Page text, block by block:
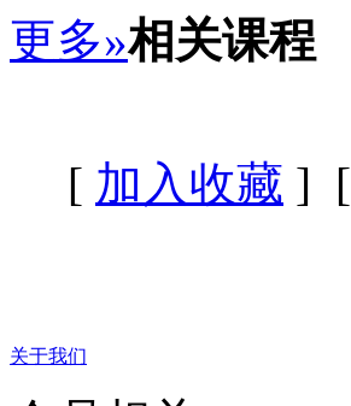
更多»相关课程
[ 加入收藏 ] [
关于我们